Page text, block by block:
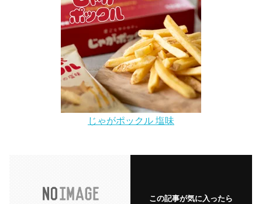
じゃがポックル 塩味
この記事が気に入ったら